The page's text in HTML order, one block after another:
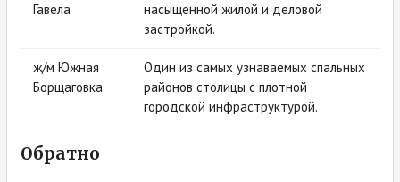
Гавела
насыщенной жилой и деловой
застройкой.
ж/м Южная
Борщаговка
Один из самых узнаваемых спальных
районов столицы с плотной
городской инфраструктурой.
Обратно